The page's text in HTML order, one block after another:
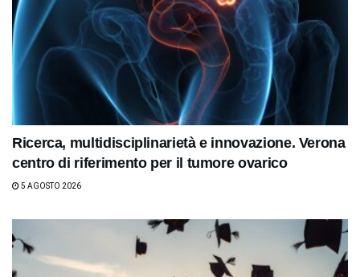
Ricerca, multidisciplinarietà e innovazione. Verona
centro di riferimento per il tumore ovarico
5 AGOSTO 2026